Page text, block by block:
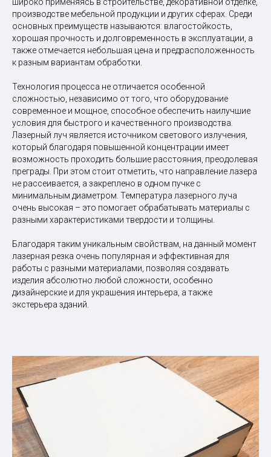
широко применяясь в строительстве, декоративной отделке,
производстве мебельной продукции и других сферах. Среди
основных преимуществ называются: влагостойкость,
хорошая прочность и долговременность в эксплуатации, а
также отмечается небольшая цена и предрасположенность
к разным вариантам обработки.
Технология процесса не отличается особенной
сложностью, независимо от того, что оборудование
современное и мощное, способное обеспечить наилучшие
условия для быстрого и качественного производства.
Лазерный луч является источником светового излучения,
который благодаря повышенной концентрации имеет
возможность проходить большие расстояния, преодолевая
преграды. При этом стоит отметить, что направление лазера
не рассеивается, а закреплено в одном пучке с
минимальным диаметром. Температура лазерного луча
очень высокая – это помогает обрабатывать материалы с
разными характеристиками твердости и толщины.
Благодаря таким уникальным свойствам, на данный момент
лазерная резка очень популярная и эффективная для
работы с разными материалами, позволяя создавать
изделия абсолютно любой сложности, особенно
дизайнерские и для украшения интерьера, а также
экстерьера зданий.